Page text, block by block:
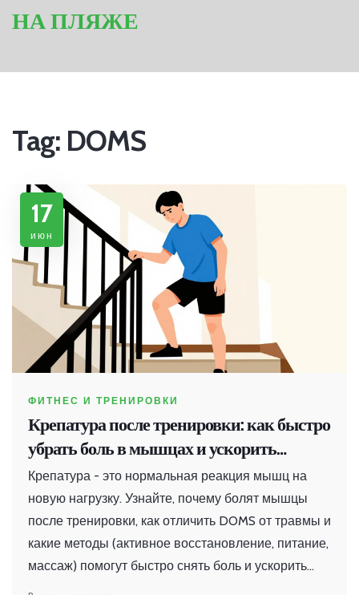
НА ПЛЯЖЕ
Tag: DOMS
17
июн
ФИТНЕС И ТРЕНИРОВКИ
Крепатура после тренировки: как быстро
убрать боль в мышцах и ускорить
восстановление
Крепатура - это нормальная реакция мышц на
новую нагрузку. Узнайте, почему болят мышцы
после тренировки, как отличить DOMS от травмы и
какие методы (активное восстановление, питание,
массаж) помогут быстро снять боль и ускорить